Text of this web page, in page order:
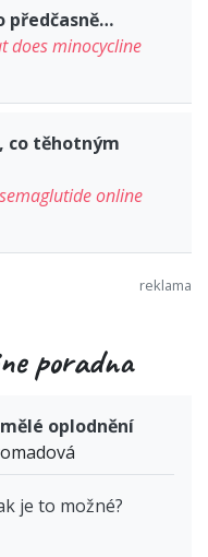
předčasně…
does minocycline
co těhotným
online
poradna
oplodnění
je to možné?